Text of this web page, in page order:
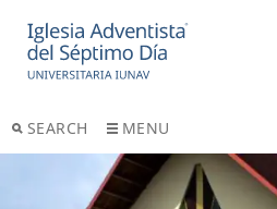
SEARCH MENU